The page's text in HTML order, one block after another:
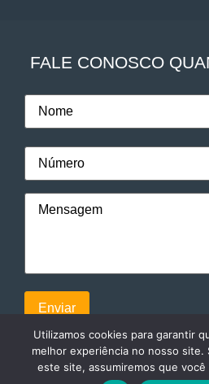
FALE CONOSCO
Utilizamos cookies para garantir
melhor experiência no nosso site.
este site, assumiremos que